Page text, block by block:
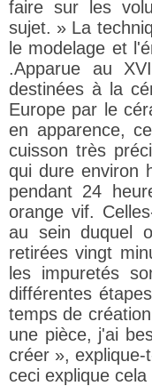
faire sur les
sujet. » La
le modelage et
.Apparue au
destinées à la
Europe par le
en apparence,
cuisson très
qui dure environ
pendant 24
orange vif.
au sein duquel
retirées vingt
les impuretés
différentes
temps de
une pièce, j'ai
créer »,
ceci explique